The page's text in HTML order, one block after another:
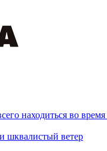
находиться во
шквалистый ветер